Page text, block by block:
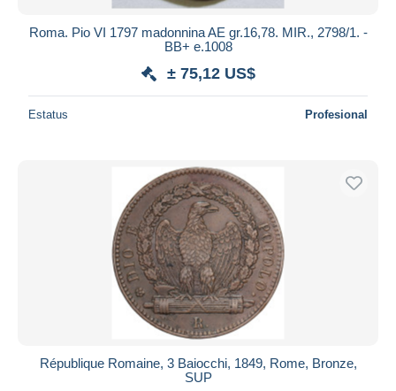
Roma. Pio VI 1797 madonnina AE gr.16,78. MIR., 2798/1. -
BB+ e.1008
± 75,12 US$
Estatus Profesional
République Romaine, 3 Baiocchi, 1849, Rome, Bronze,
SUP